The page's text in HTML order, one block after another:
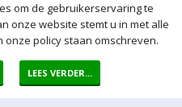
bieding op een kavel wordt
van de veiling, wordt het
kavel automatisch verlengd
om de gebruikerservaring te
onze website stemt u in met alle
policy staan omschreven.
LEES VERDER...